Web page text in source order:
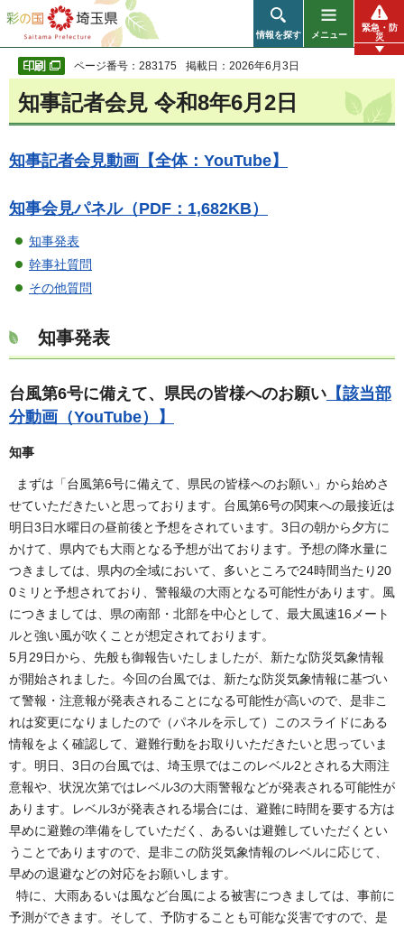
彩の国 埼玉県
情報を探す メニュー
緊急・防
災
ページ番号：283175 掲載日：2026年6月3日
知事記者会見 令和8年6月2日
知事記者会見動画【全体：YouTube】
知事会見パネル（PDF：1,682KB）
知事発表
幹事社質問
その他質問
知事発表
台風第6号に備えて、県民の皆様へのお願い 【該当部
分動画（YouTube）】
知事
まずは「台風第6号に備えて、県民の皆様へのお願い」から始めさ
せていただきたいと思っております。台風第6号の関東への最接近は
明日3日水曜日の昼前後と予想をされています。3日の朝から夕方に
かけて、県内でも大雨となる予想が出ております。予想の降水量に
つきましては、県内の全域において、多いところで24時間当たり20
0ミリと予想されており、警報級の大雨となる可能性があります。風
につきましては、県の南部・北部を中心として、最大風速16メート
ルと強い風が吹くことが想定されております。
5月29日から、先般も御報告いたしましたが、新たな防災気象情報
が開始されました。今回の台風では、新たな防災気象情報に基づい
て警報・注意報が発表されることになる可能性が高いので、是非こ
れは変更になりましたので（パネルを示して）このスライドにある
情報をよく確認して、避難行動をお取りいただきたいと思っていま
す。明日、3日の台風では、埼玉県ではこのレベル2とされる大雨注
意報や、状況次第ではレベル3の大雨警報などが発表される可能性が
あります。レベル3が発表される場合には、避難に時間を要する方は
早めに避難の準備をしていただく、あるいは避難していただくとい
うことでありますので、是非この防災気象情報のレベルに応じて、
早めの退避などの対応をお願いします。
特に、大雨あるいは風など台風による被害につきましては、事前に
予測ができます。そして、予防することも可能な災害ですので、是